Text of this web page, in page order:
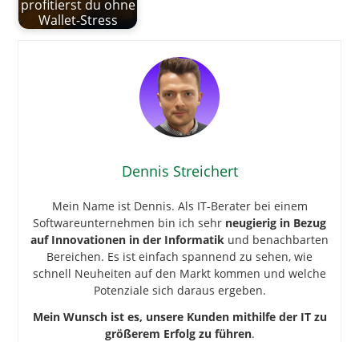
profitierst du ohne
Wallet-Stress
Dennis Streichert
Mein Name ist Dennis. Als IT-Berater bei einem
Softwareunternehmen bin ich sehr neugierig in Bezug
auf Innovationen in der Informatik und benachbarten
Bereichen. Es ist einfach spannend zu sehen, wie
schnell Neuheiten auf den Markt kommen und welche
Potenziale sich daraus ergeben.
Mein Wunsch ist es, unsere Kunden mithilfe der IT zu
größerem Erfolg zu führen.